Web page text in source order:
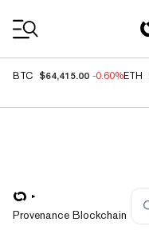
BTC $64,415.00 -0.60%ETH
Provenance Blockchain